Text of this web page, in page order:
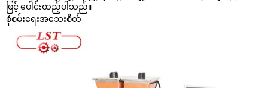
ဖြင့် ပေါင်းထည့်ပါသည်။
စုံစမ်းရေးအသေးစိတ်